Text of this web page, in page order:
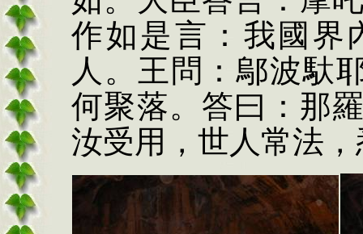
作如是言：我國界
人。王問：鄔波馱
何聚落。答曰：那
汝受用，世人常法